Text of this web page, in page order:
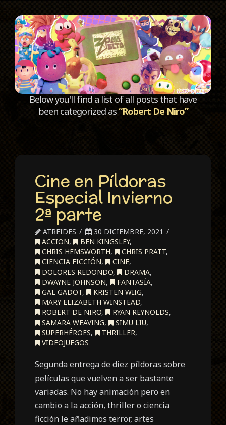
Below you'll find a list of all posts that have
been categorized as“Robert De Niro”
Cine en Píldoras
Especial Invierno
2ª parte
ATREIDES
30 DICIEMBRE, 2021
ACCION, BEN KINGSLEY,
CHRIS HEMSWORTH, CHRIS PRATT,
CIENCIA FICCIÓN, CINE,
DOLORES REDONDO, DRAMA,
DWAYNE JOHNSON, FANTASÍA,
GAL GADOT, KRISTEN WIIG,
MARY ELIZABETH WINSTEAD,
ROBERT DE NIRO, RYAN REYNOLDS,
SAMARA WEAVING, SIMU LIU,
SUPERHÉROES, THRILLER,
VIDEOJUEGOS
Segunda entrega de diez píldoras sobre
películas que vuelven a ser bastante
variadas. No hay animación pero en
cambio a la acción, thriller o ciencia
ficción le añadimos terror, artes